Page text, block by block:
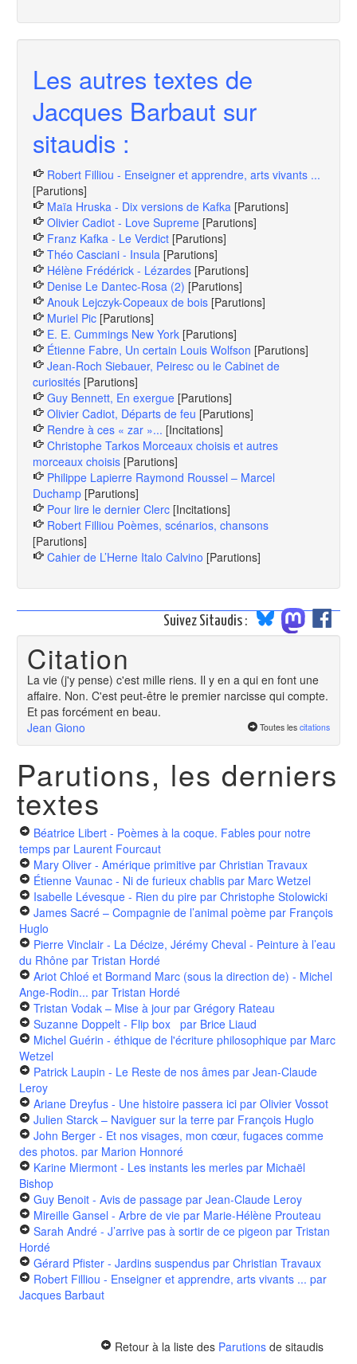
Les autres textes de
Jacques Barbaut sur
sitaudis :
Robert Filliou - Enseigner et apprendre, arts vivants ...
[Parutions]
Maïa Hruska - Dix versions de Kafka [Parutions]
Olivier Cadiot - Love Supreme [Parutions]
Franz Kafka - Le Verdict [Parutions]
Théo Casciani - Insula [Parutions]
Hélène Frédérick - Lézardes [Parutions]
Denise Le Dantec-Rosa (2) [Parutions]
Anouk Lejczyk-Copeaux de bois [Parutions]
Muriel Pic [Parutions]
E. E. Cummings New York [Parutions]
Étienne Fabre, Un certain Louis Wolfson [Parutions]
Jean-Roch Siebauer, Peiresc ou le Cabinet de
curiosités [Parutions]
Guy Bennett, En exergue [Parutions]
Olivier Cadiot, Départs de feu [Parutions]
Rendre à ces « zar »... [Incitations]
Christophe Tarkos Morceaux choisis et autres
morceaux choisis [Parutions]
Philippe Lapierre Raymond Roussel – Marcel
Duchamp [Parutions]
Pour lire le dernier Clerc [Incitations]
Robert Filliou Poèmes, scénarios, chansons
[Parutions]
Cahier de L’Herne Italo Calvino [Parutions]
Suivez Sitaudis :
Citation
La vie (j'y pense) c'est mille riens. Il y en a qui en font une
affaire. Non. C'est peut-être le premier narcisse qui compte.
Et pas forcément en beau.
Jean Giono
Toutes les citations
Parutions, les derniers
textes
Béatrice Libert - Poèmes à la coque. Fables pour notre
temps par Laurent Fourcaut
Mary Oliver - Amérique primitive par Christian Travaux
Étienne Vaunac - Ni de furieux chablis par Marc Wetzel
Isabelle Lévesque - Rien du pire par Christophe Stolowicki
James Sacré – Compagnie de l’animal poème par François
Huglo
Pierre Vinclair - La Décize, Jérémy Cheval - Peinture à l’eau
du Rhône par Tristan Hordé
Ariot Chloé et Bormand Marc (sous la direction de) - Michel
Ange-Rodin... par Tristan Hordé
Tristan Vodak – Mise à jour par Grégory Rateau
Suzanne Doppelt - Flip box par Brice Liaud
Michel Guérin - éthique de l'écriture philosophique par Marc
Wetzel
Patrick Laupin - Le Reste de nos âmes par Jean-Claude
Leroy
Ariane Dreyfus - Une histoire passera ici par Olivier Vossot
Julien Starck – Naviguer sur la terre par François Huglo
John Berger - Et nos visages, mon cœur, fugaces comme
des photos. par Marion Honnoré
Karine Miermont - Les instants les merles par Michaël
Bishop
Guy Benoit - Avis de passage par Jean-Claude Leroy
Mireille Gansel - Arbre de vie par Marie-Hélène Prouteau
Sarah André - J’arrive pas à sortir de ce pigeon par Tristan
Hordé
Gérard Pfister - Jardins suspendus par Christian Travaux
Robert Filliou - Enseigner et apprendre, arts vivants ... par
Jacques Barbaut
Retour à la liste des Parutions de sitaudis